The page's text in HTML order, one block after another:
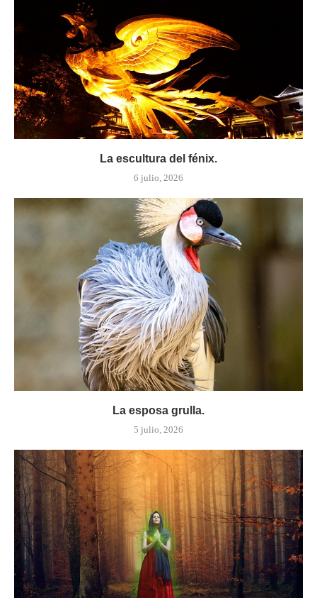
La escultura del fénix.
6 julio, 2026
La esposa grulla.
5 julio, 2026